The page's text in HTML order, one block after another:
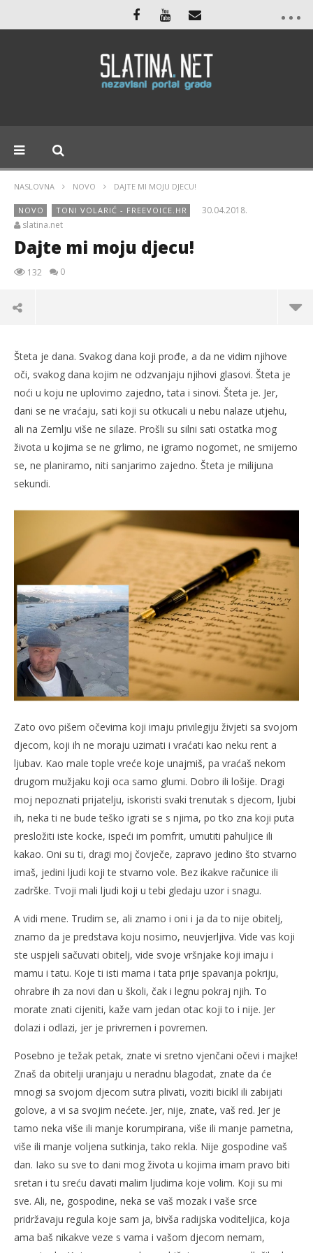
NASLOVNA NOVO DAJTE MI MOJU DJECU!
NOVO TONI VOLARIĆ - FREEVOICE.HR
30.04.2018.
slatina.net
Dajte mi moju djecu!
132 0
30.04.2018.
slatina.net
Šteta je dana. Svakog dana koji prođe, a da ne vidim njihove
oči, svakog dana kojim ne odzvanjaju njihovi glasovi. Šteta je
noći u koju ne uplovimo zajedno, tata i sinovi. Šteta je. Jer,
dani se ne vraćaju, sati koji su otkucali u nebu nalaze utjehu,
ali na Zemlju više ne silaze. Prošli su silni sati ostatka mog
života u kojima se ne grlimo, ne igramo nogomet, ne smijemo
se, ne planiramo, niti sanjarimo zajedno. Šteta je milijuna
sekundi.
Zato ovo pišem očevima koji imaju privilegiju živjeti sa svojom
djecom, koji ih ne moraju uzimati i vraćati kao neku rent a
ljubav. Kao male tople vreće koje unajmiš, pa vraćaš nekom
drugom mužjaku koji oca samo glumi. Dobro ili lošije. Dragi
moj nepoznati prijatelju, iskoristi svaki trenutak s djecom, ljubi
ih, neka ti ne bude teško igrati se s njima, po tko zna koji puta
presložiti iste kocke, ispeći im pomfrit, umutiti pahuljice ili
kakao. Oni su ti, dragi moj čovječe, zapravo jedino što stvarno
imaš, jedini ljudi koji te stvarno vole. Bez ikakve računice ili
zadrške. Tvoji mali ljudi koji u tebi gledaju uzor i snagu.
A vidi mene. Trudim se, ali znamo i oni i ja da to nije obitelj,
znamo da je predstava koju nosimo, neuvjerljiva. Vide vas koji
ste uspjeli sačuvati obitelj, vide svoje vršnjake koji imaju i
mamu i tatu. Koje ti isti mama i tata prije spavanja pokriju,
ohrabre ih za novi dan u školi, čak i legnu pokraj njih. To
morate znati cijeniti, kaže vam jedan otac koji to i nije. Jer
dolazi i odlazi, jer je privremen i povremen.
Posebno je težak petak, znate vi sretno vjenčani očevi i majke!
Znaš da obitelji uranjaju u neradnu blagodat, znate da će
mnogi sa svojom djecom sutra plivati, voziti bicikl ili zabijati
golove, a vi sa svojim nećete. Jer, nije, znate, vaš red. Jer je
tamo neka više ili manje korumpirana, više ili manje pametna,
više ili manje voljena sutkinja, tako rekla. Nije gospodine vaš
dan. Iako su sve to dani mog života u kojima imam pravo biti
sretan i tu sreću davati malim ljudima koje volim. Koji su mi
sve. Ali, ne, gospodine, neka se vaš mozak i vaše srce
pridržavaju regula koje sam ja, bivša radijska voditeljica, koja
ama baš nikakve veze s vama i vašom djecom nemam,